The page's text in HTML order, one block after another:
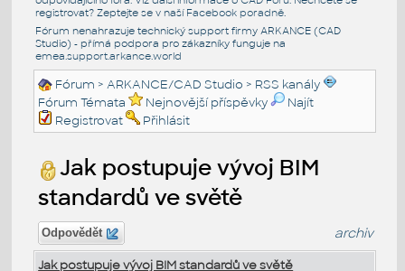
registrovat? Zeptejte se v naší Facebook poradně.
Fórum nenahrazuje technický support firmy ARKANCE (CAD
Studio) - přímá podpora pro zákazníky funguje na
emea.support.arkance.world
Fórum >ARKANCE/CAD Studio > RSS kanály
Fórum Témata
Nejnovější příspěvky
Najít
Registrovat
Přihlásit
Jak postupuje vývoj BIM
standardů ve světě
Odpovědět archiv
Jak postupuje vývoj BIM standardů ve světě